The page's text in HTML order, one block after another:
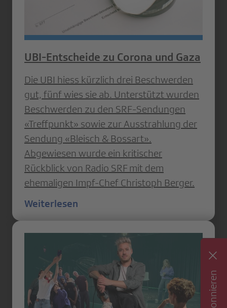
UBI-Entscheide zu Corona und Gaza
Die UBI hiess kürzlich drei Beschwerden
gut, fünf wies sie ab. Unterstützt wurden
Beschwerden zu den SRF-Sendungen
«Treffpunkt» sowie zur Ausstrahlung der
Sendung «Bleisch & Bossart».
Abgewiesen wurde ein kritischer
Rückblick von Radio SRF mit dem
ehemaligen Impf-Chef Christoph Berger.
Weiterlesen